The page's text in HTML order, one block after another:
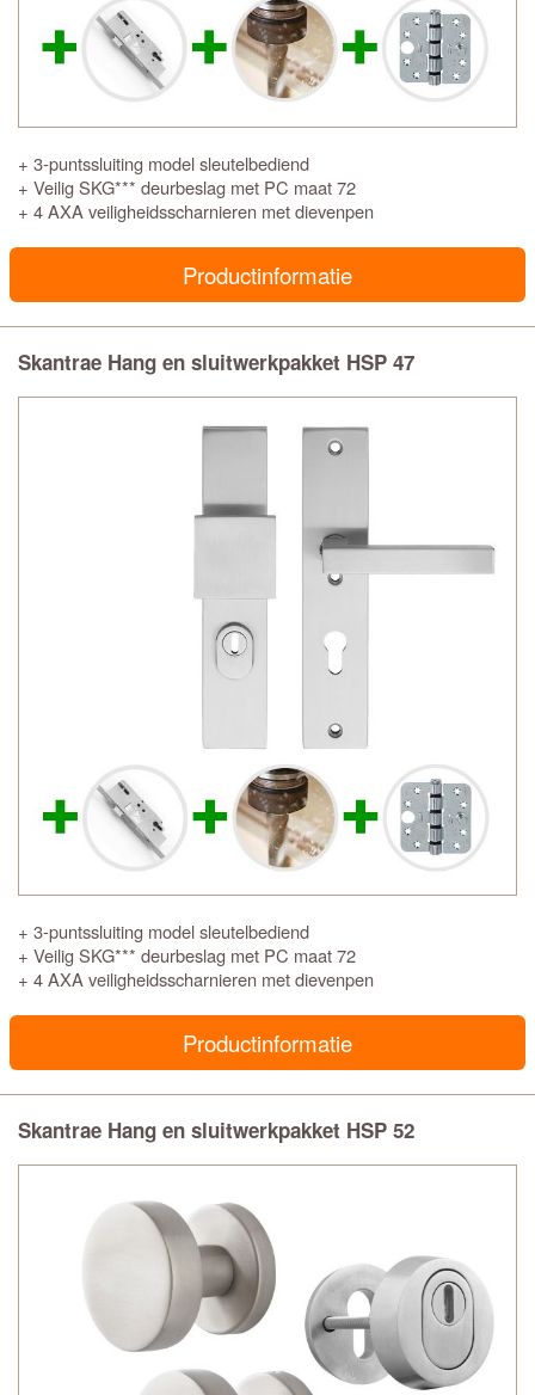
+ 3-puntssluiting model sleutelbediend
+ Veilig SKG*** deurbeslag met PC maat 72
+ 4 AXA veiligheidsscharnieren met dievenpen
Productinformatie
Skantrae Hang en sluitwerkpakket HSP 47
+ 3-puntssluiting model sleutelbediend
+ Veilig SKG*** deurbeslag met PC maat 72
+ 4 AXA veiligheidsscharnieren met dievenpen
Productinformatie
Skantrae Hang en sluitwerkpakket HSP 52